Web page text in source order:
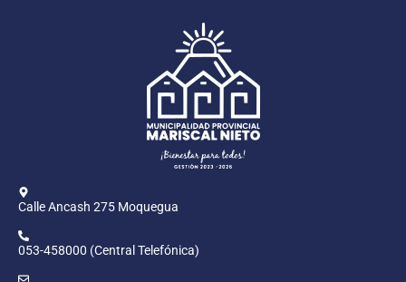
Calle Ancash 275 Moquegua
053-458000 (Central Telefónica)